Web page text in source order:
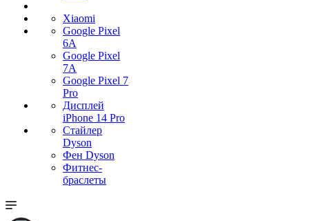
Xiaomi
Google Pixel
6A
Google Pixel
7А
Google Pixel 7
Pro
Дисплей
iPhone 14 Pro
Стайлер
Dyson
Фен Dyson
Фитнес-
браслеты